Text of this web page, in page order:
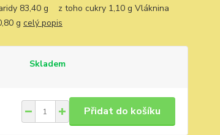
83,40 g z toho cukry 1,10 g Vláknina
g celý popis
Skladem
Přidat do košíku